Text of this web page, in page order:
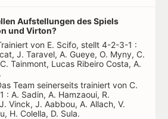
Aufstellungen des Spiels
und Virton?
von E. Scifo, stellt 4-2-3-1 :
J. Taravel, A. Gueye, O. Myny, C.
Tainmont, Lucas Ribeiro Costa, A.
Team seinerseits trainiert von C.
: A. Sadin, A. Hamzaoui, R.
Vinck, J. Aabbou, A. Allach, V.
H. Colella, D. Sula.